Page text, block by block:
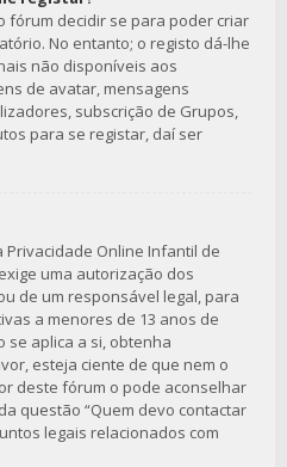
fórum decidir se para poder criar
No entanto; o registo dá-lhe
não disponíveis aos
de avatar, mensagens
subscrição de Grupos,
para se registar, daí ser
Privacidade Online Infantil de
uma autorização dos
de um responsável legal, para
a menores de 13 anos de
se aplica a si, obtenha
esteja ciente de que nem o
deste fórum o pode aconselhar
questão “Quem devo contactar
legais relacionados com